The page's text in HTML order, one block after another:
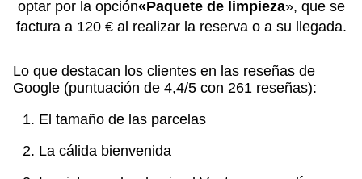
optar por la opción«Paquete de limpieza», que se
factura a 120 € al realizar la reserva o a su llegada.
Lo que destacan los clientes en las reseñas de
Google (puntuación de 4,4/5 con 261 reseñas):
El tamaño de las parcelas
La cálida bienvenida